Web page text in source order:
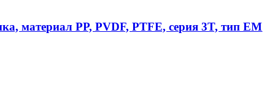
материал PP, PVDF, PTFE, серия 3T, тип EM